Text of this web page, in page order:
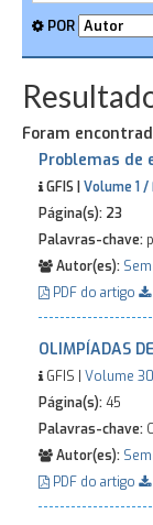
POR
Foram
Problemas de
GFIS | Volume 1 /
Página(s): 23
Palavras-chave:
Autor(es):
PDF do artigo
OLIMPÍADAS
GFIS | Volume
Página(s):45
Palavras-chave:
Autor(es):
PDF do artigo